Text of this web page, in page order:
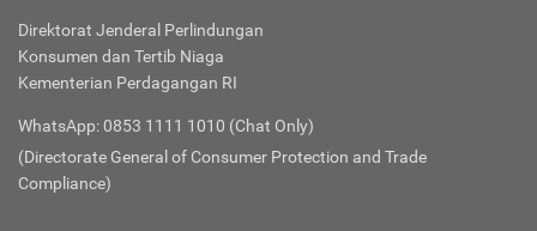
Direktorat Jenderal Perlindungan
Konsumen dan Tertib Niaga
Kementerian Perdagangan RI
WhatsApp: 0853 1111 1010 (Chat Only)
(Directorate General of Consumer Protection and Trade
Compliance)